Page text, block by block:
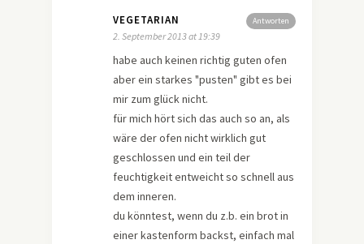
Antworten
VEGETARIAN
2. September 2013 at 19:39
habe auch keinen richtig guten ofen
aber ein starkes "pusten" gibt es bei
mir zum glück nicht.
für mich hört sich das auch so an, als
wäre der ofen nicht wirklich gut
geschlossen und ein teil der
feuchtigkeit entweicht so schnell aus
dem inneren.
du könntest, wenn du z.b. ein brot in
einer kastenform backst, einfach mal